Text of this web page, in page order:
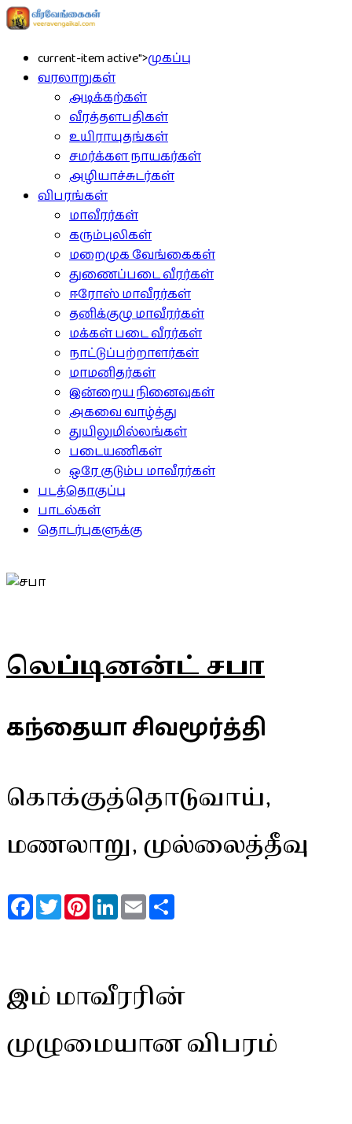
current-item active">முகப்பு
வரலாறுகள்
அடிக்கற்கள்
வீரத்தளபதிகள்
உயிராயுதங்கள்
சமர்க்கள நாயகர்கள்
அழியாச்சுடர்கள்
விபரங்கள்
மாவீரர்கள்
கரும்புலிகள்
மறைமுக வேங்கைகள்
துணைப்படை வீரர்கள்
ஈரோஸ் மாவீரர்கள்
தனிக்குழு மாவீரர்கள்
மக்கள் படை வீரர்கள்
நாட்டுப்பற்றாளர்கள்
மாமனிதர்கள்
இன்றைய நினைவுகள்
அகவை வாழ்த்து
துயிலுமில்லங்கள்
படையணிகள்
ஒரே குடும்ப மாவீரர்கள்
படத்தொகுப்பு
பாடல்கள்
தொடர்புகளுக்கு
லெப்டினன்ட் சபா
கந்தையா சிவமூர்த்தி
கொக்குத்தொடுவாய்,
மணலாறு, முல்லைத்தீவு
FacebookTwitterPinterestLinkedInEmail
இம் மாவீரரின்
முழுமையான விபரம்